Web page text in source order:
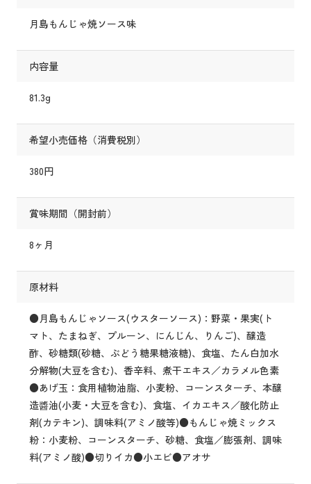
月島もんじゃ焼ソース味
内容量
81.3g
希望小売価格（消費税別）
380円
賞味期間（開封前）
8ヶ月
原材料
●月島もんじゃソース(ウスターソース)：野菜・果実(ト
マト、たまねぎ、プルーン、にんじん、りんご)、醸造
酢、砂糖類(砂糖、ぶどう糖果糖液糖)、食塩、たん白加水
分解物(大豆を含む)、香辛料、煮干エキス／カラメル色素
●あげ玉：食用植物油脂、小麦粉、コーンスターチ、本醸
造醬油(小麦・大豆を含む)、食塩、イカエキス／酸化防止
剤(カテキン)、調味料(アミノ酸等)●もんじゃ焼ミックス
粉：小麦粉、コーンスターチ、砂糖、食塩／膨張剤、調味
料(アミノ酸)●切りイカ●小エビ●アオサ